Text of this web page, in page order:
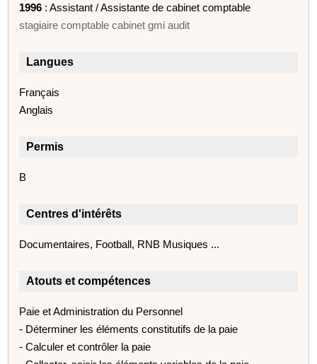
1996 : Assistant / Assistante de cabinet comptable
stagiaire comptable cabinet gmi audit
Langues
Français
Anglais
Permis
B
Centres d'intérêts
Documentaires, Football, RNB Musiques ...
Atouts et compétences
Paie et Administration du Personnel
- Déterminer les éléments constitutifs de la paie
- Calculer et contrôler la paie